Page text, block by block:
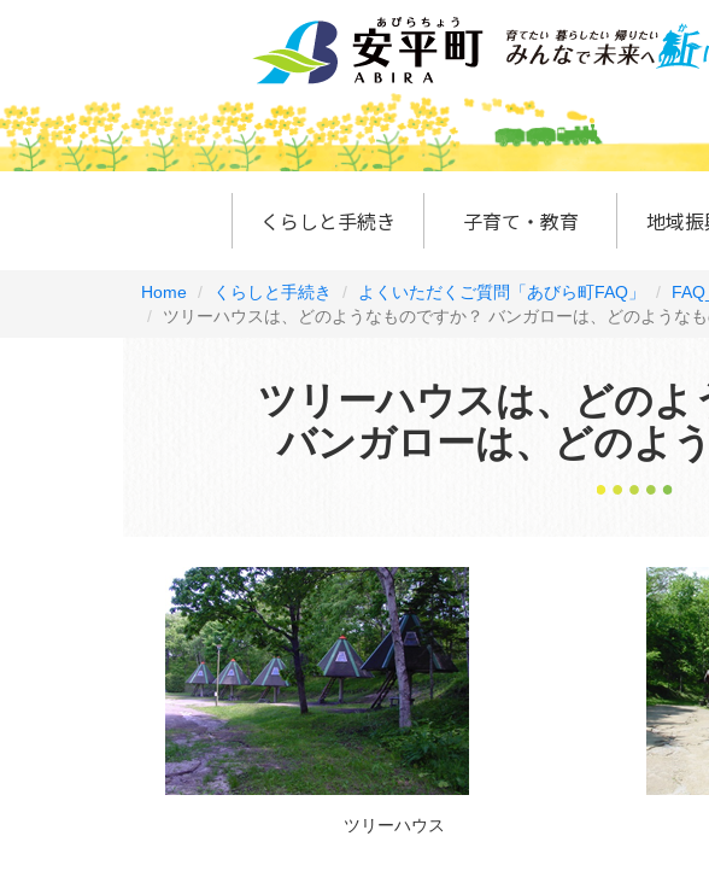
くらしと手続き 子育て・教育 地域
Home くらしと手続き よくいただくご質問「あびら町FAQ」
ツリーハウスは、どのようなものですか？ バンガローは、どのようなも
ツリーハウスは、どのよ
バンガローは、どのよ
ツリーハウス